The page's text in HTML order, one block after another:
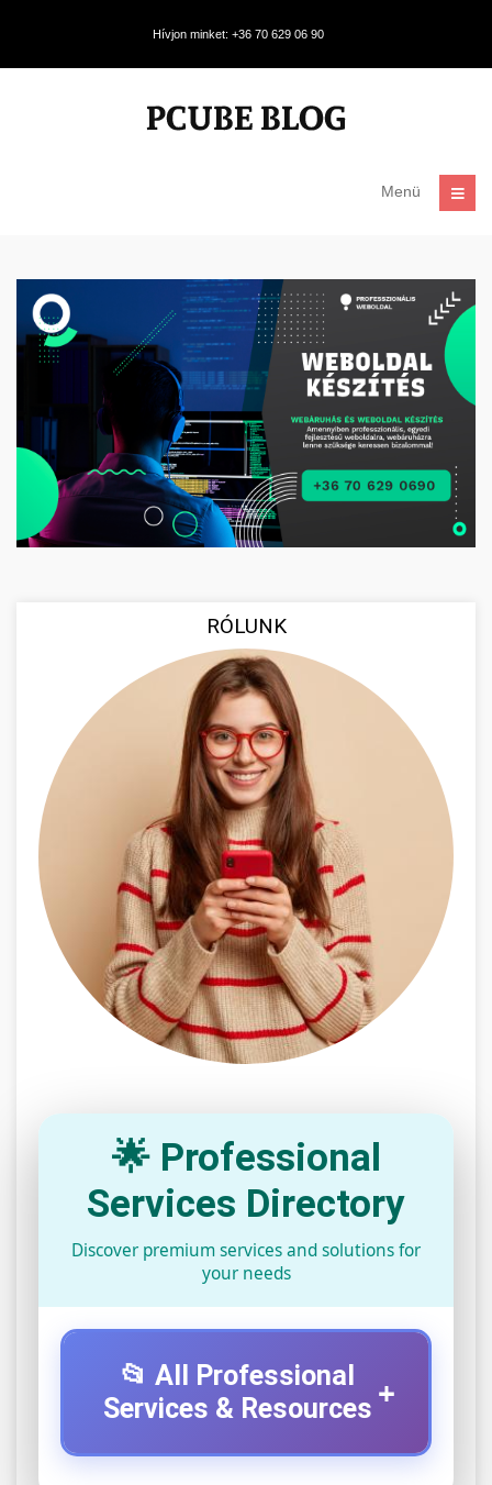
Hívjon minket: +36 70 629 06 90
Menü
RÓLUNK
🌟 Professional
Services Directory
Discover premium services and solutions for
your needs
📂 All Professional
Services & Resources +